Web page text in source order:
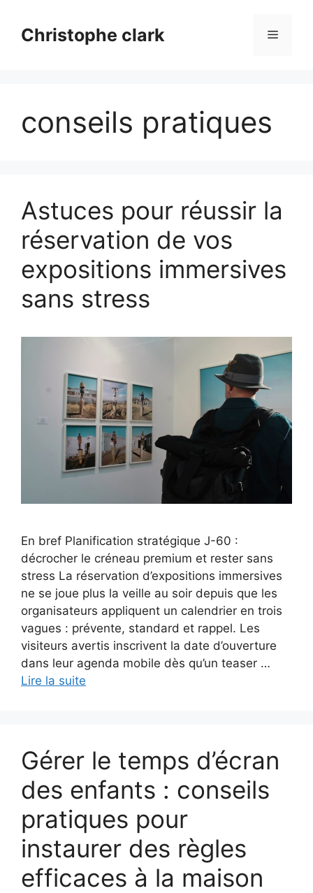
contenuChristophe clark Menu
conseils pratiques
Astuces pour réussir la
réservation de vos
expositions immersives
sans stress
En bref Planification stratégique J-60 :
décrocher le créneau premium et rester sans
stress La réservation d’expositions immersives
ne se joue plus la veille au soir depuis que les
organisateurs appliquent un calendrier en trois
vagues : prévente, standard et rappel. Les
visiteurs avertis inscrivent la date d’ouverture
dans leur agenda mobile dès qu’un teaser …
Lire la suite
Gérer le temps d’écran
des enfants : conseils
pratiques pour
instaurer des règles
efficaces à la maison